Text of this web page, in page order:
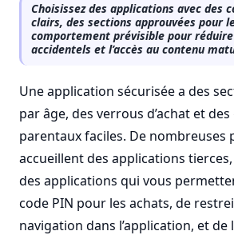
Choisissez des applications avec des
clairs, des sections approuvées pour
comportement prévisible pour
accidentels et l’accès au contenu
Une application sécurisée a des
par âge, des verrous d’achat et
parentaux faciles. De nombreuses
accueillent des applications
des applications qui vous
code PIN pour les achats, de
navigation dans l’application, et